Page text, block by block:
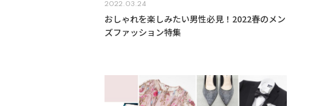
2022.03.24
おしゃれを楽しみたい男性必見！2022春のメン
ズファッション特集